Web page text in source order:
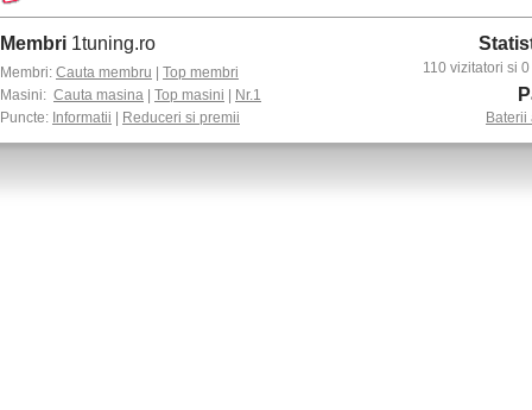
Membri 1tuning.ro
Membri: Cauta membru
Top membri
Masini: Cauta masina Top masini
Nr.1
Puncte: Informatii Reduceri si premii
110 vizitatori si